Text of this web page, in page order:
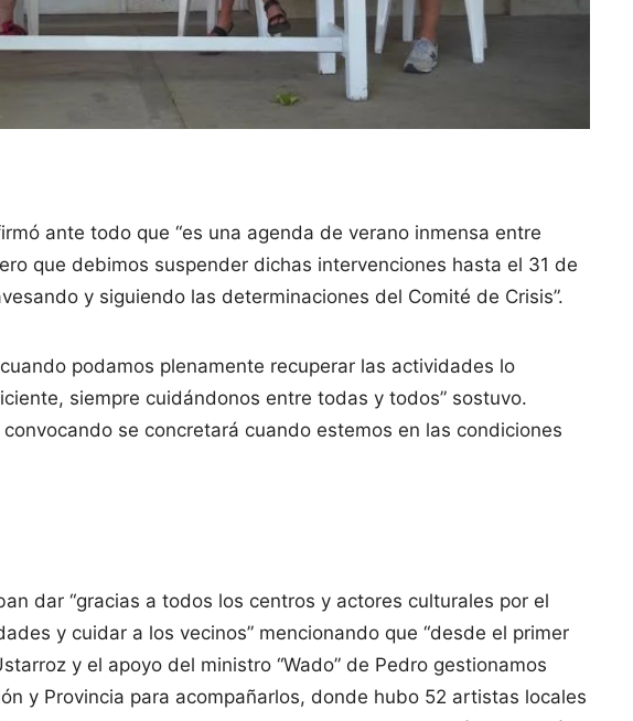
ante todo que “es una agenda de verano inmensa entre
que debimos suspender dichas intervenciones hasta el 31 de
y siguiendo las determinaciones del Comité de Crisis”.
podamos plenamente recuperar las actividades lo
siempre cuidándonos entre todas y todos” sostuvo.
se concretará cuando estemos en las condiciones
dar “gracias a todos los centros y actores culturales por el
y cuidar a los vecinos” mencionando que “desde el primer
y el apoyo del ministro “Wado” de Pedro gestionamos
y Provincia para acompañarlos, donde hubo 52 artistas locales